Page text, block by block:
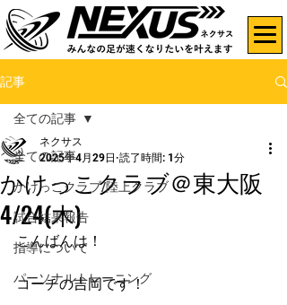
記事
全ての記事
かけっこクラブ/陸上クラブ
試合結果報告
指導について
パーソナルトレーニング
全ての記事
かけっこクラブ＠東大阪
4/24(木)
ネクサス
2025年4月29日 読了時間: 1分
こんばんは！
コーチの吉岡です！